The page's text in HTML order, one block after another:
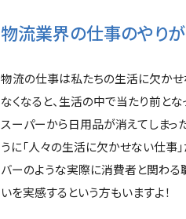
物流業界の仕事のやり
物流の仕事は私たちの生活に欠かせ
なくなると、生活の中で当たり前と
スーパーから日用品が消えてしまっ
うに「人々の生活に欠かせない仕事
バーのような実際に消費者と関わる
いを実感するという方もいますよ！